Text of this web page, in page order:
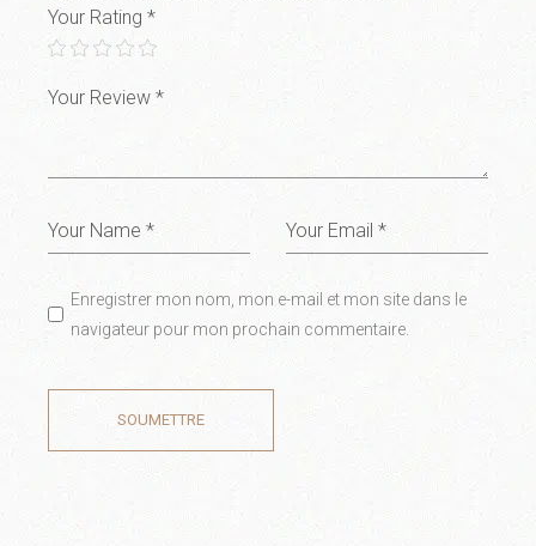
Your Rating*
Enregistrer mon nom, mon e-mail et mon site dans le
navigateur pour mon prochain commentaire.
SOUMETTRE